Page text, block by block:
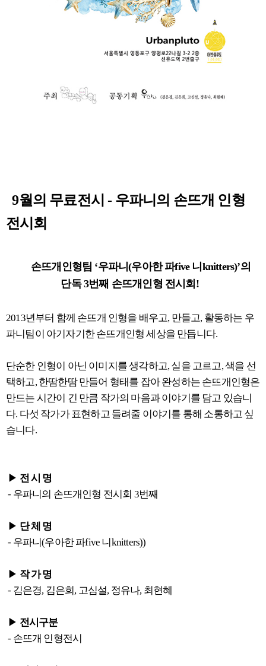
9월의 무료전시 - 우파니의 손뜨개 인형
전시회
손뜨개인형팀 ‘우파니(우아한 파five 니knitters)’의
단독 3번째 손뜨개인형 전시회!
2013년부터 함께 손뜨개 인형을 배우고, 만들고, 활동하는 우
파니팀이 아기자기한 손뜨개인형 세상을 만듭니다.
단순한 인형이 아닌 이미지를 생각하고, 실을 고르고, 색을 선
택하고, 한땀한땀 만들어 형태를 잡아 완성하는 손뜨개인형은
만드는 시간이 긴 만큼 작가의 마음과 이야기를 담고 있습니
다. 다섯 작가가 표현하고 들려줄 이야기를 통해 소통하고 싶
습니다.
▶ 전 시 명
- 우파니의 손뜨개인형 전시회 3번째
▶ 단 체 명
- 우파니(우아한 파five 니knitters))
▶ 작 가 명
- 김은경, 김은희, 고심설, 정유나, 최현혜
▶ 전시구분
- 손뜨개 인형전시